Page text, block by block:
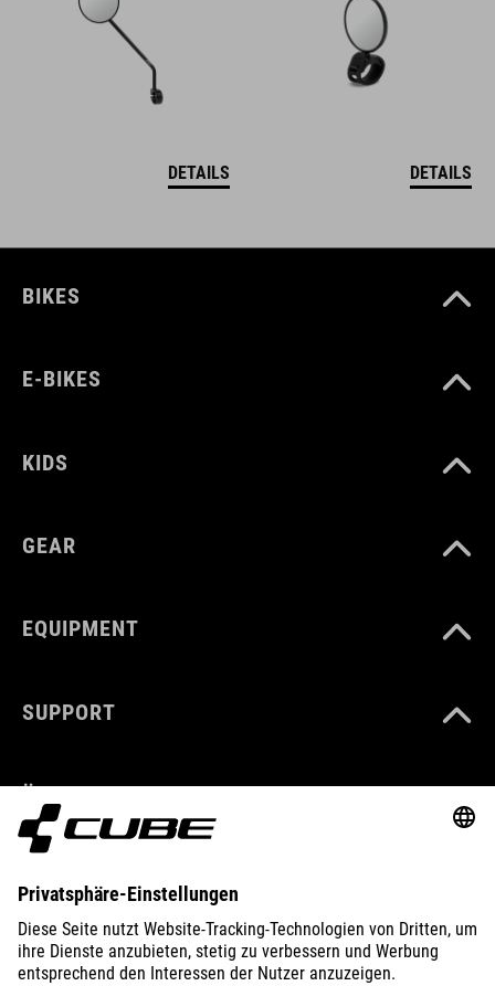
DETAILS DETAILS
BIKES
E-BIKES
KIDS
GEAR
EQUIPMENT
SUPPORT
ÜBER UNS